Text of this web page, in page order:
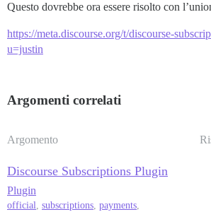
Questo dovrebbe ora essere risolto con
https://meta.discourse.org/t/discourse-
u=justin
Argomenti correlati
Argomento
Discourse Subscriptions Plugin
Plugin
official, subscriptions, payments,